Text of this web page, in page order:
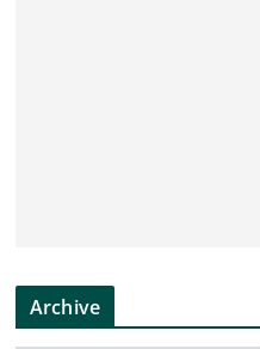
Archive